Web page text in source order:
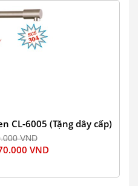
CL-6005 (Tặng dây cấp)
VND
VND